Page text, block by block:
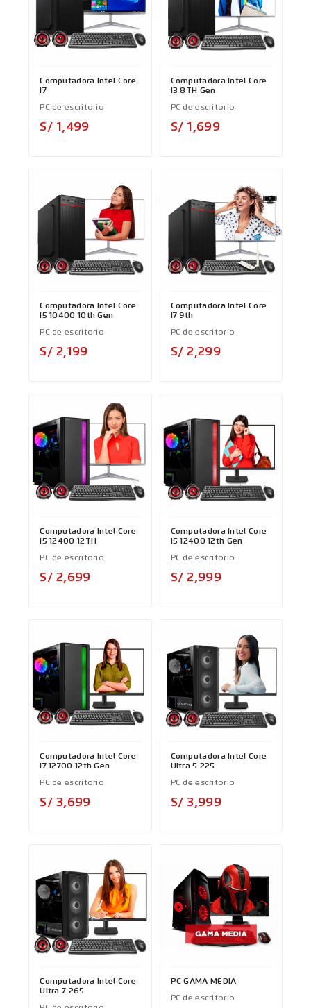
Computadora Intel Core
I7
PC de escritorio
S/ 1,499
Computadora Intel Core
I3 8TH Gen
PC de escritorio
S/ 1,699
Computadora Intel Core
I5 10400 10th Gen
PC de escritorio
S/ 2,199
Computadora Intel Core
I7 9th
PC de escritorio
S/ 2,299
Computadora Intel Core
I5 12400 12TH
PC de escritorio
S/ 2,699
Computadora Intel Core
I5 12400 12th Gen
PC de escritorio
S/ 2,999
Computadora Intel Core
I7 12700 12th Gen
PC de escritorio
S/ 3,699
Computadora Intel Core
Ultra 5 225
PC de escritorio
S/ 3,999
Computadora Intel Core
Ultra 7 265
PC GAMA MEDIA
PC de escritorio